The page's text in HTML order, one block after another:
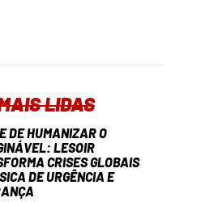
LIDAS
DE HUMANIZAR O
LESOIR
CRISES GLOBAIS
DE URGÊNCIA E